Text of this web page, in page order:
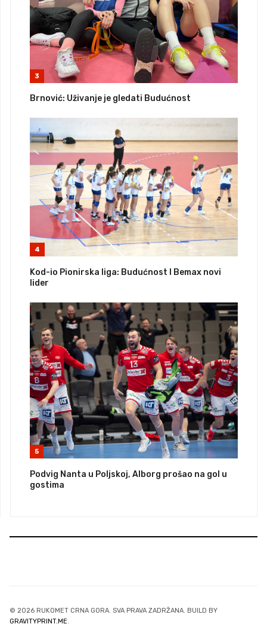
3
Brnović: Uživanje je gledati Budućnost
4
Kod-io Pionirska liga: Budućnost I Bemax novi
lider
5
Podvig Nanta u Poljskoj, Alborg prošao na gol u
gostima
© 2026 RUKOMET CRNA GORA. SVA PRAVA ZADRŽANA. BUILD BY
GRAVITYPRINT.ME.